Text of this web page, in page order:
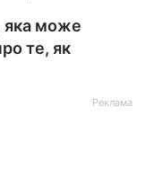
яка може
те, як
Реклама